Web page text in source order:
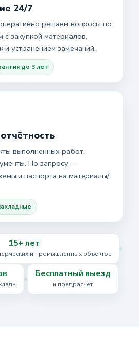
24/7
решаем вопросы по
закупкой материалов,
и устранением замечаний.
до 3 лет
выполненных работ,
По запросу —
и паспорта на материалы/
15+ лет
и промышленных объектов
Бесплатный выезд
и предрасчёт